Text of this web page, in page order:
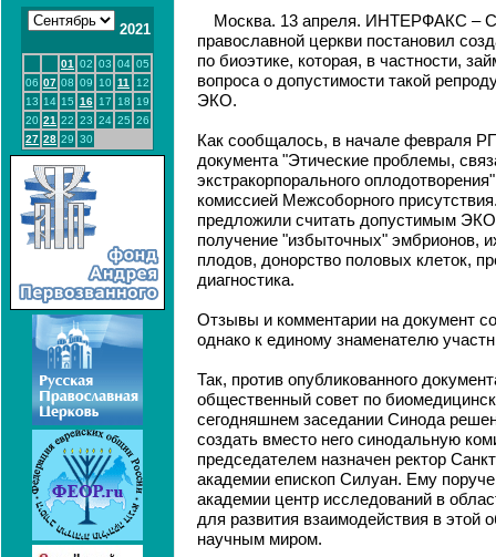
2021
01 02 03 04 05
06 07 08 09 10 11
12
13 14 15 16 17 18
19
20 21 22 23 24 25 26
27 28 29 30
Москва. 13 апреля. ИНТЕРФАКС –
православной церкви постановил
по биоэтике, которая, в частности,
вопроса о допустимости такой
ЭКО.
Как сообщалось, в начале февраля
документа "Этические проблемы,
экстракорпорального
комиссией Межсоборного
предложили считать допустимым
получение "избыточных" эмбрионов,
плодов, донорство половых клеток,
диагностика.
Отзывы и комментарии на документ
однако к единому знаменателю
Так, против опубликованного
общественный совет по
сегодняшнем заседании Синода
создать вместо него синодальную
председателем назначен ректор
академии епископ Силуан. Ему
академии центр исследований в
для развития взаимодействия в этой
научным миром.